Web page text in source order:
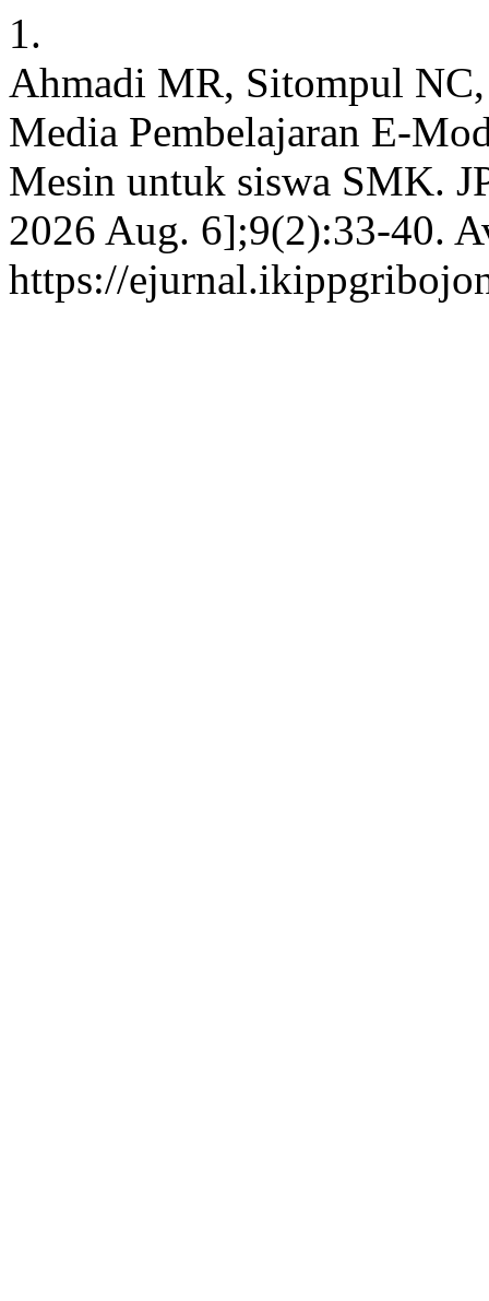
1.
Ahmadi MR, Sitompul
Media Pembelajaran E-
Mesin untuk siswa SMK.
2026 Aug. 6];9(2):33-40.
https://